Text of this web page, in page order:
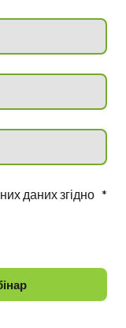
даних згідно *